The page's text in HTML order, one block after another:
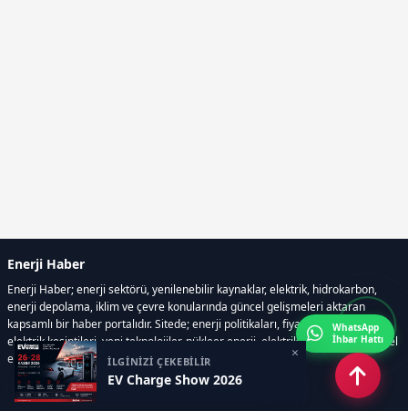
İLGİNİZİ ÇEKEBİLİR
EV Charge Show 2026
×
Enerji Haber
Enerji Haber; enerji sektörü, yenilenebilir kaynaklar, elektrik, hidrokarbon,
enerji depolama, iklim ve çevre konularında güncel gelişmeleri aktaran
kapsamlı bir haber portalıdır. Sitede; enerji politikaları, fiyat hareketleri,
elektrik kesintileri, yeni teknolojiler, nükleer enerji, elektrikli araçlar ve küresel
enerji krizleri gibi başlıklar öne çıkar.
WhatsApp
İhbar Hattı